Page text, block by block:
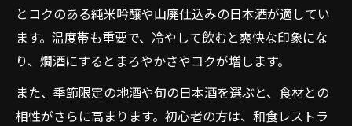
とコクのある純米吟醸や山廃仕込みの日本酒が適してい
ます。温度帯も重要で、冷やして飲むと爽快な印象にな
り、燗酒にするとまろやかさやコクが増します。
また、季節限定の地酒や旬の日本酒を選ぶと、食材との
相性がさらに高まります。初心者の方は、和食レストラ